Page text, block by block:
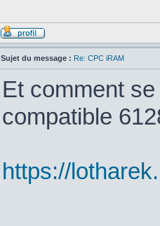
Sujet du message : Re: CPC iRAM
Et comment
compatible
https://